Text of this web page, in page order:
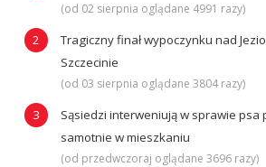
(od 02 sierpnia oglądane 4991 razy)
Tragiczny finał wypoczynku nad
Szczecinie
(od 03 sierpnia oglądane 3804 razy)
Sąsiedzi interweniują w sprawie psa
samotnie w mieszkaniu
(od przedwczoraj oglądane 3696 razy)